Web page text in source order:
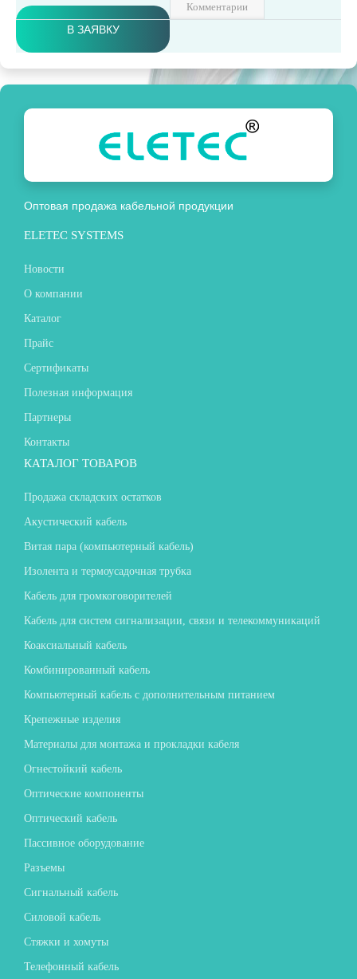
В ЗАЯВКУ
Комментарии
Оптовая продажа кабельной продукции
ELETEC SYSTEMS
Новости
О компании
Каталог
Прайс
Сертификаты
Полезная информация
Партнеры
Контакты
КАТАЛОГ ТОВАРОВ
Продажа складских остатков
Акустический кабель
Витая пара (компьютерный кабель)
Изолента и термоусадочная трубка
Кабель для громкоговорителей
Кабель для систем сигнализации, связи и телекоммуникаций
Коаксиальный кабель
Комбинированный кабель
Компьютерный кабель с дополнительным питанием
Крепежные изделия
Материалы для монтажа и прокладки кабеля
Огнестойкий кабель
Оптические компоненты
Оптический кабель
Пассивное оборудование
Разъемы
Сигнальный кабель
Силовой кабель
Стяжки и хомуты
Телефонный кабель